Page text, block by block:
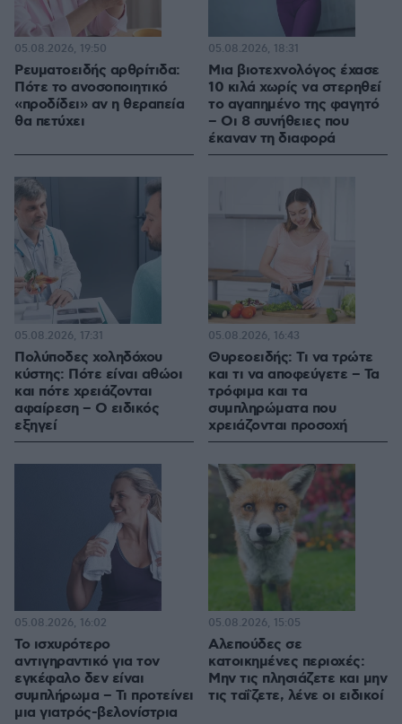
Ρευματοειδής αρθρίτιδα:
Πότε το ανοσοποιητικό
«προδίδει» αν η θεραπεία
θα πετύχει
05.08.2026, 19:50
Μια βιοτεχνολόγος έχασε
10 κιλά χωρίς να στερηθεί
το αγαπημένο της φαγητό
– Οι 8 συνήθειες που
έκαναν τη διαφορά
05.08.2026, 18:31
Πολύποδες χοληδόχου
κύστης: Πότε είναι αθώοι
και πότε χρειάζονται
αφαίρεση – Ο ειδικός
εξηγεί
05.08.2026, 17:31
Θυρεοειδής: Τι να τρώτε
και τι να αποφεύγετε – Τα
τρόφιμα και τα
συμπληρώματα που
χρειάζονται προσοχή
05.08.2026, 16:43
Το ισχυρότερο
αντιγηραντικό για τον
εγκέφαλο δεν είναι
συμπλήρωμα – Τι προτείνει
μια γιατρός-βελονίστρια
05.08.2026, 16:02
Αλεπούδες σε
κατοικημένες περιοχές:
Μην τις πλησιάζετε και μην
τις ταΐζετε, λένε οι ειδικοί
05.08.2026, 15:05